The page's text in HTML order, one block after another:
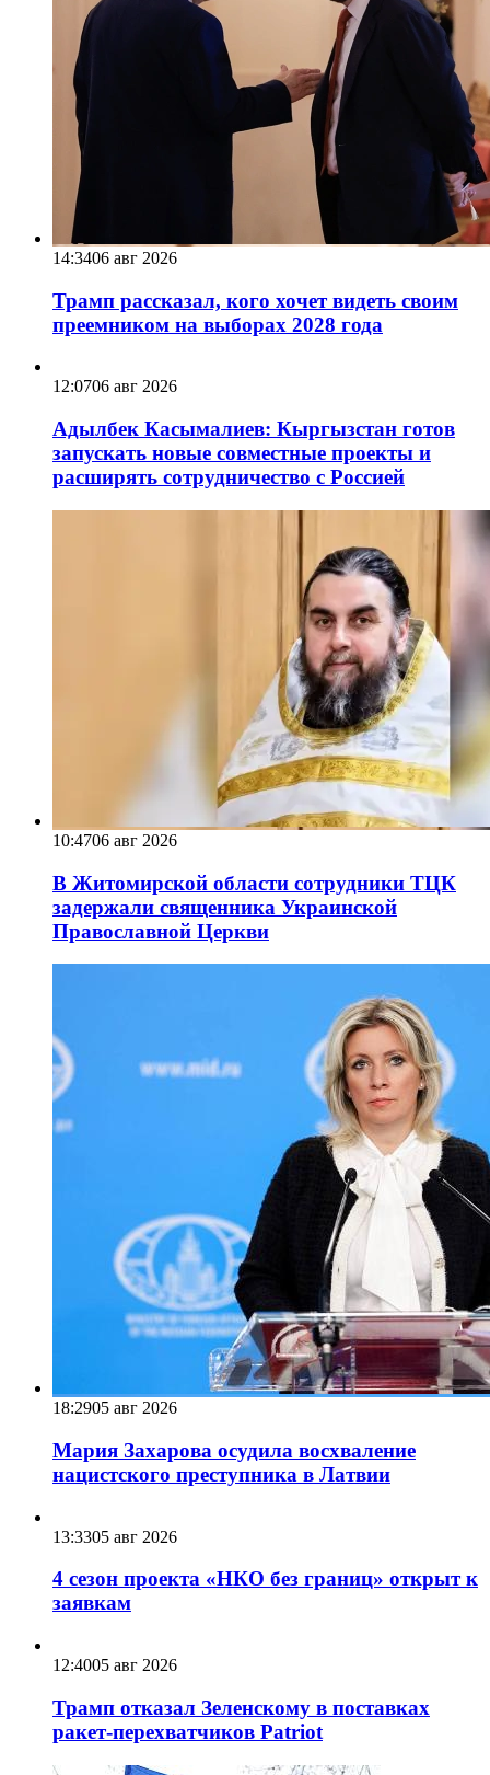
14:3406 авг 2026
Трамп рассказал, кого хочет видеть своим
преемником на выборах 2028 года
12:0706 авг 2026
Адылбек Касымалиев: Кыргызстан готов
запускать новые совместные проекты и
расширять сотрудничество с Россией
10:4706 авг 2026
В Житомирской области сотрудники ТЦК
задержали священника Украинской
Православной Церкви
18:2905 авг 2026
Мария Захарова осудила восхваление
нацистского преступника в Латвии
13:3305 авг 2026
4 сезон проекта «НКО без границ» открыт к
заявкам
12:4005 авг 2026
Трамп отказал Зеленскому в поставках
ракет-перехватчиков Patriot